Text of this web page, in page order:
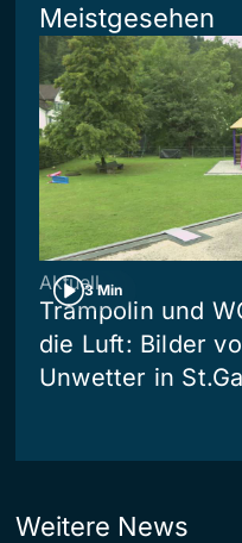
Meistgesehen
3 Min
Aktuell
Trampolin und
die Luft: Bilder
Unwetter in
Weitere News